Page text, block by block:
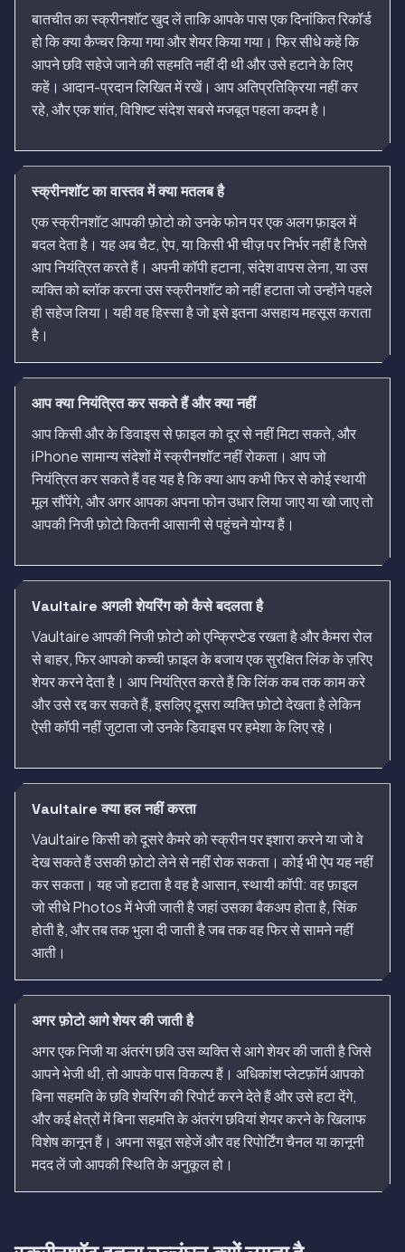
बातचीत का स्क्रीनशॉट खुद लें ताकि आपके पास एक दिनांकित रिकॉर्ड
हो कि क्या कैप्चर किया गया और शेयर किया गया। फिर सीधे कहें कि
आपने छवि सहेजे जाने की सहमति नहीं दी थी और उसे हटाने के लिए
कहें। आदान-प्रदान लिखित में रखें। आप अतिप्रतिक्रिया नहीं कर
रहे, और एक शांत, विशिष्ट संदेश सबसे मजबूत पहला कदम है।
स्क्रीनशॉट का वास्तव में क्या मतलब है
एक स्क्रीनशॉट आपकी फ़ोटो को उनके फोन पर एक अलग फ़ाइल में
बदल देता है। यह अब चैट, ऐप, या किसी भी चीज़ पर निर्भर नहीं है जिसे
आप नियंत्रित करते हैं। अपनी कॉपी हटाना, संदेश वापस लेना, या उस
व्यक्ति को ब्लॉक करना उस स्क्रीनशॉट को नहीं हटाता जो उन्होंने पहले
ही सहेज लिया। यही वह हिस्सा है जो इसे इतना असहाय महसूस कराता
है।
आप क्या नियंत्रित कर सकते हैं और क्या नहीं
आप किसी और के डिवाइस से फ़ाइल को दूर से नहीं मिटा सकते, और
iPhone सामान्य संदेशों में स्क्रीनशॉट नहीं रोकता। आप जो
नियंत्रित कर सकते हैं वह यह है कि क्या आप कभी फिर से कोई स्थायी
मूल सौंपेंगे, और अगर आपका अपना फोन उधार लिया जाए या खो जाए तो
आपकी निजी फ़ोटो कितनी आसानी से पहुंचने योग्य हैं।
Vaultaire अगली शेयरिंग को कैसे बदलता है
Vaultaire आपकी निजी फ़ोटो को एन्क्रिप्टेड रखता है और कैमरा रोल
से बाहर, फिर आपको कच्ची फ़ाइल के बजाय एक सुरक्षित लिंक के ज़रिए
शेयर करने देता है। आप नियंत्रित करते हैं कि लिंक कब तक काम करे
और उसे रद्द कर सकते हैं, इसलिए दूसरा व्यक्ति फ़ोटो देखता है लेकिन
ऐसी कॉपी नहीं जुटाता जो उनके डिवाइस पर हमेशा के लिए रहे।
Vaultaire क्या हल नहीं करता
Vaultaire किसी को दूसरे कैमरे को स्क्रीन पर इशारा करने या जो वे
देख सकते हैं उसकी फ़ोटो लेने से नहीं रोक सकता। कोई भी ऐप यह नहीं
कर सकता। यह जो हटाता है वह है आसान, स्थायी कॉपी: वह फ़ाइल
जो सीधे Photos में भेजी जाती है जहां उसका बैकअप होता है, सिंक
होती है, और तब तक भुला दी जाती है जब तक वह फिर से सामने नहीं
आती।
अगर फ़ोटो आगे शेयर की जाती है
अगर एक निजी या अंतरंग छवि उस व्यक्ति से आगे शेयर की जाती है जिसे
आपने भेजी थी, तो आपके पास विकल्प हैं। अधिकांश प्लेटफ़ॉर्म आपको
बिना सहमति के छवि शेयरिंग की रिपोर्ट करने देते हैं और उसे हटा देंगे,
और कई क्षेत्रों में बिना सहमति के अंतरंग छवियां शेयर करने के खिलाफ
विशेष कानून हैं। अपना सबूत सहेजें और वह रिपोर्टिंग चैनल या कानूनी
मदद लें जो आपकी स्थिति के अनुकूल हो।